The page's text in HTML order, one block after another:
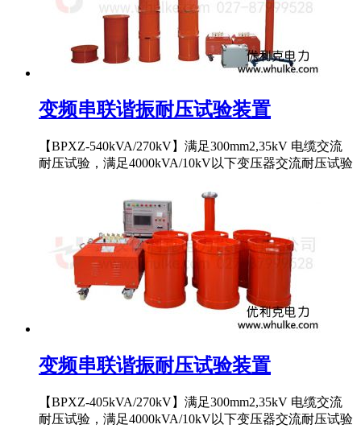
变频串联谐振耐压试验装置
【BPXZ-540kVA/270kV】满足300mm2,35kV 电缆交流
耐压试验，满足4000kVA/10kV以下变压器交流耐压试验
变频串联谐振耐压试验装置
【BPXZ-405kVA/270kV】满足300mm2,35kV 电缆交流
耐压试验，满足4000kVA/10kV以下变压器交流耐压试验